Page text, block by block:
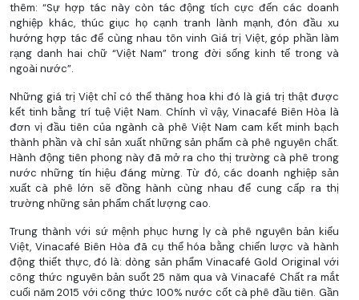
thêm: “Sự hợp tác này còn tác động tích cực đến các doanh
nghiệp khác, thúc giục họ cạnh tranh lành mạnh, đón đầu xu
hướng hợp tác để cùng nhau tôn vinh Giá trị Việt, góp phần làm
rạng danh hai chữ “Việt Nam” trong đời sống kinh tế trong và
ngoài nước”.
Những giá trị Việt chỉ có thể thăng hoa khi đó là giá trị thật được
kết tinh bằng trí tuệ Việt Nam. Chính vì vậy, Vinacafé Biên Hòa là
đơn vị đầu tiên của ngành cà phê Việt Nam cam kết minh bạch
thành phần và chỉ sản xuất những sản phẩm cà phê nguyên chất.
Hành động tiên phong này đã mở ra cho thị trường cà phê trong
nước những tín hiệu đáng mừng. Từ đó, các doanh nghiệp sản
xuất cà phê lớn sẽ đồng hành cùng nhau để cung cấp ra thị
trường những sản phẩm chất lượng cao.
Trung thành với sứ mệnh phục hưng ly cà phê nguyên bản kiểu
Việt, Vinacafé Biên Hòa đã cụ thể hóa bằng chiến lược và hành
động thiết thực, đó là: dòng sản phẩm Vinacafé Gold Original với
công thức nguyên bản suốt 25 năm qua và Vinacafé Chất ra mắt
cuối năm 2015 với công thức 100% nước cốt cà phê đầu tiên. Gần